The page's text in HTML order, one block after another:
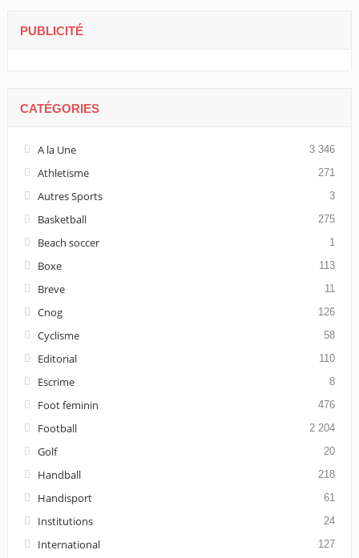
PUBLICITÉ
CATÉGORIES
A la Une 3 346
Athletisme 271
Autres Sports 3
Basketball 275
Beach soccer 1
Boxe 113
Breve 11
Cnog 126
Cyclisme 58
Editorial 110
Escrime 8
Foot feminin 476
Football 2 204
Golf 20
Handball 218
Handisport 61
Institutions 24
International 127